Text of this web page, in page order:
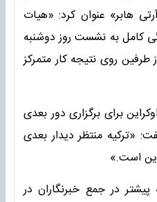
هابر» عنوان کرد: «هیات
کامل به نشست روز دوشنبه
طرفین روی نتیجه کار متمرکز
برای برگزاری دور بعدی
«ترکیه منتظر دیدار بعدی
است.»
در جمع خبرنگاران در